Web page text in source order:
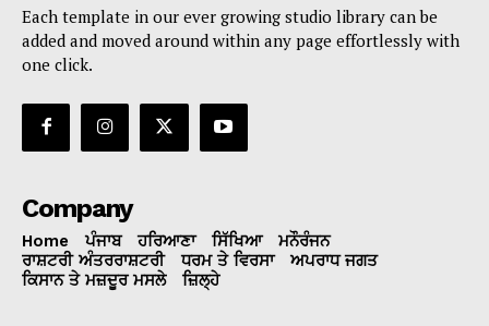
Each template in our ever growing studio library can be
added and moved around within any page effortlessly with
one click.
Company
Home ਪੰਜਾਬ ਹਰਿਆਣਾ ਸਿੱਖਿਆ
ਮਨੌਰੰਜਨ
ਰਾਸ਼ਟਰੀ ਅੰਤਰਰਾਸ਼ਟਰੀ
ਧਰਮ ਤੇ ਵਿਰਸਾ
ਅਪਰਾਧ ਜਗਤ
ਕਿਸਾਨ ਤੇ ਮਜ਼ਦੂਰ ਮਸਲੇ
ਜ਼ਿਲ੍ਹੇ